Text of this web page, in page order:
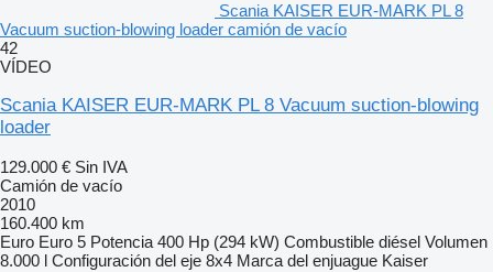
Scania KAISER EUR-MARK PL 8
Vacuum suction-blowing loader camión de vacío
42
VÍDEO
Scania KAISER EUR-MARK PL 8 Vacuum suction-blowing
loader
129.000 € Sin IVA
Camión de vacío
2010
160.400 km
Euro Euro 5 Potencia 400 Hp (294 kW) Combustible diésel Volumen
8.000 l Configuración del eje 8x4 Marca del enjuague Kaiser